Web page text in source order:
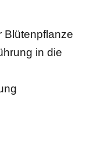
Blütenpflanze
in die